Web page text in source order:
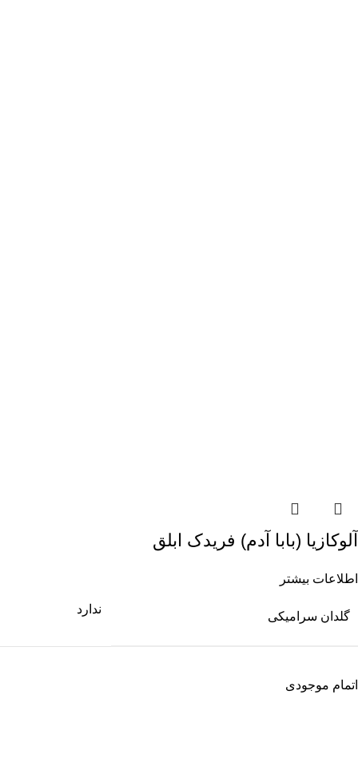
آلوکازیا (بابا آدم) فریدک ابلق
اطلاعات بیشتر
گلدان سرامیکی
ندارد
اتمام موجودی